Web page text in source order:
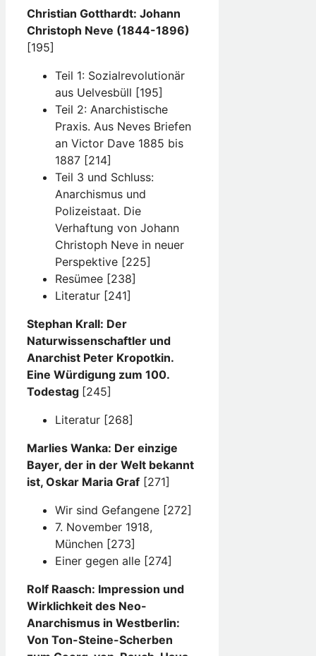
Christian Gotthardt: Johann
Christoph Neve (1844-1896)
[195]
Teil 1: Sozialrevolutionär
aus Uelvesbüll [195]
Teil 2: Anarchistische
Praxis. Aus Neves Briefen
an Victor Dave 1885 bis
1887 [214]
Teil 3 und Schluss:
Anarchismus und
Polizeistaat. Die
Verhaftung von Johann
Christoph Neve in neuer
Perspektive [225]
Resümee [238]
Literatur [241]
Stephan Krall: Der
Naturwissenschaftler und
Anarchist Peter Kropotkin.
Eine Würdigung zum 100.
Todestag [245]
Literatur [268]
Marlies Wanka: Der einzige
Bayer, der in der Welt bekannt
ist, Oskar Maria Graf [271]
Wir sind Gefangene [272]
7. November 1918,
München [273]
Einer gegen alle [274]
Rolf Raasch: Impression und
Wirklichkeit des Neo-
Anarchismus in Westberlin:
Von Ton-Steine-Scherben